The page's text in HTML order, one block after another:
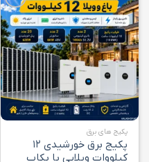
افزودن
به
علاقه
مندی
ها
پکیج های برق
پکیج برق خورشیدی ۱۲
کیلووات ویلایی با بکاپ